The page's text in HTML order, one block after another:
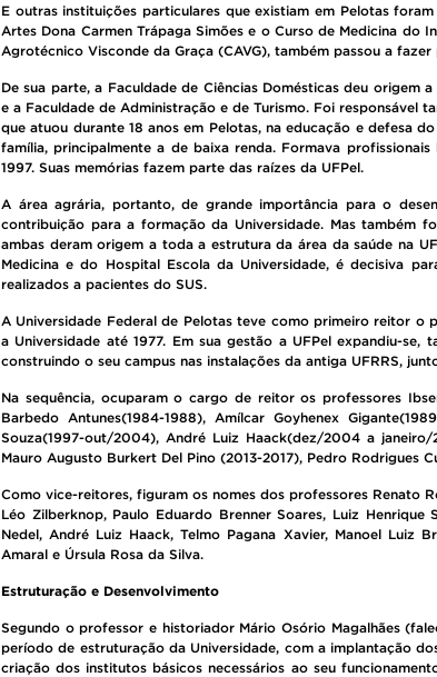
E outras instituições particulares que existiam em Pelotas
Artes Dona Carmen Trápaga Simões e o Curso de Medicina do
Agrotécnico Visconde da Graça (CAVG), também passou a fazer
De sua parte, a Faculdade de Ciências Domésticas deu origem
e a Faculdade de Administração e de Turismo. Foi responsável
que atuou durante 18 anos em Pelotas, na educação e defesa
família, principalmente a de baixa renda. Formava
1997. Suas memórias fazem parte das raízes da UFPel.
A área agrária, portanto, de grande importância para o
contribuição para a formação da Universidade. Mas também
ambas deram origem a toda a estrutura da área da saúde na
Medicina e do Hospital Escola da Universidade, é decisiva
realizados a pacientes do SUS.
A Universidade Federal de Pelotas teve como primeiro reitor o
a Universidade até 1977. Em sua gestão a UFPel expandiu-
construindo o seu campus nas instalações da antiga UFRRS,
Na sequência, ocuparam o cargo de reitor os professores
Barbedo Antunes(1984-1988), Amílcar Goyhenex
Souza(1997-out/2004), André Luiz Haack(dez/2004 a
Mauro Augusto Burkert Del Pino (2013-2017), Pedro Rodrigues
Como vice-reitores, figuram os nomes dos professores Renato
Léo Zilberknop, Paulo Eduardo Brenner Soares, Luiz
Nedel, André Luiz Haack, Telmo Pagana Xavier, Manoel Luiz
Amaral e Úrsula Rosa da Silva.
Estruturação e Desenvolvimento
Segundo o professor e historiador Mário Osório Magalhães
período de estruturação da Universidade, com a implantação
criação dos institutos básicos necessários ao seu